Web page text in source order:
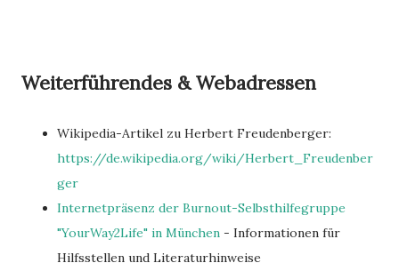
Weiterführendes & Webadressen
Wikipedia-Artikel zu Herbert Freudenberger:
https://de.wikipedia.org/wiki/Herbert_Freudenber
ger
Internetpräsenz der Burnout-Selbsthilfegruppe
"YourWay2Life" in München - Informationen für
Hilfsstellen und Literaturhinweise